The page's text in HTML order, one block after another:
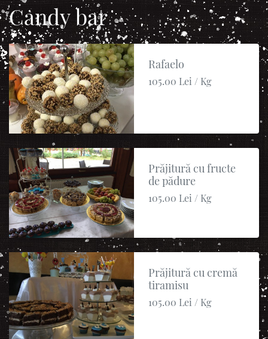
Candy bar
Rafaelo
105.00 Lei / Kg
Prăjitură cu fructe
de pădure
105.00 Lei / Kg
Prăjitură cu cremă
tiramisu
105.00 Lei / Kg